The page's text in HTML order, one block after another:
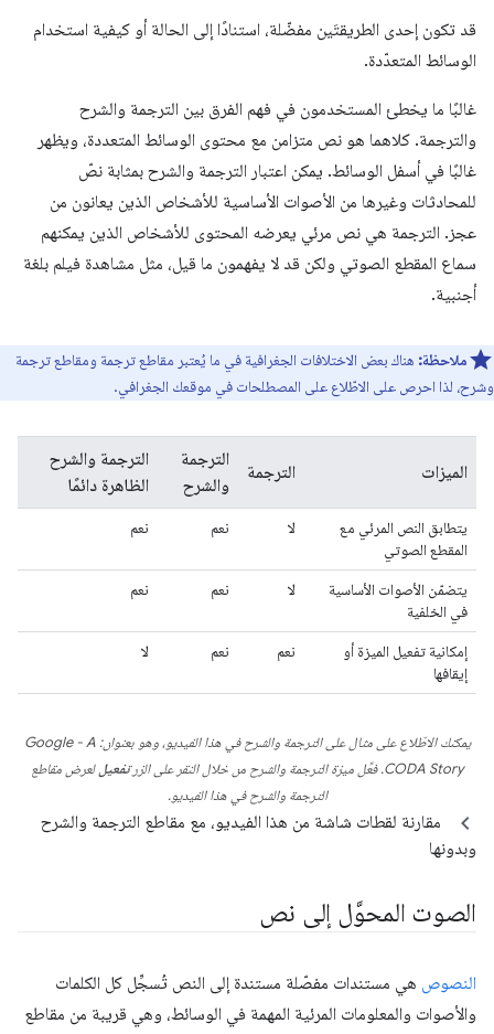
قد تكون إحدى الطريقتَين مفضّلة، استنادًا إلى الحالة أو كيفية استخدام
الوسائط المتعدّدة.
غالبًا ما يخطئ المستخدمون في فهم الفرق بين الترجمة والشرح
والترجمة. كلاهما هو نص متزامن مع محتوى الوسائط المتعددة، ويظهر
غالبًا في أسفل الوسائط. يمكن اعتبار الترجمة والشرح بمثابة نصّ
للمحادثات وغيرها من الأصوات الأساسية للأشخاص الذين يعانون من
عجز. الترجمة هي نص مرئي يعرضه المحتوى للأشخاص الذين يمكنهم
سماع المقطع الصوتي ولكن قد لا يفهمون ما قيل، مثل مشاهدة فيلم بلغة
أجنبية.
ملاحظة: هناك بعض الاختلافات الجغرافية في ما يُعتبر مقاطع ترجمة ومقاطع ترجمة
وشرح، لذا احرص على الاطّلاع على المصطلحات في موقعك الجغرافي.
الميزات الترجمة
الترجمة
والشرح
الترجمة والشرح
الظاهرة دائمًا
يتطابق النص المرئي مع
المقطع الصوتي
لا نعم نعم
يتضمّن الأصوات الأساسية
في الخلفية
لا نعم نعم
إمكانية تفعيل الميزة أو
إيقافها
نعم نعم لا
يمكنك الاطّلاع على مثال على الترجمة والشرح في هذا الفيديو، وهو بعنوان:Google - A
CODA Story. فعِّل ميزة الترجمة والشرح من خلال النقر على الزرتفعيللعرض مقاطع
الترجمة والشرح في هذا الفيديو.
مقارنة لقطات شاشة من هذا الفيديو، مع مقاطع الترجمة والشرح
وبدونها
الصوت المحوَّل إلى نص
النصوص هي مستندات مفصّلة مستندة إلى النص تُسجِّل كل الكلمات
والأصوات والمعلومات المرئية المهمة في الوسائط، وهي قريبة من مقاطع